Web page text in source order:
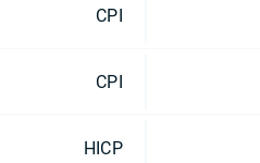
CPI
CPI
HICP